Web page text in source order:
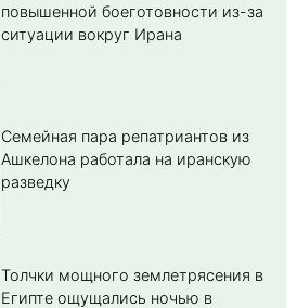
повышенной боеготовности из-за
ситуации вокруг Ирана
Семейная пара репатриантов из
Ашкелона работала на иранскую
разведку
Толчки мощного землетрясения в
Египте ощущались ночью в